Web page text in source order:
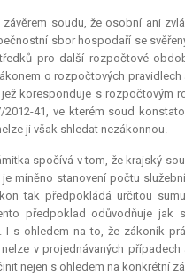
soudu, že osobní ani
sbor hospodaří se
pro další rozpočtové
o rozpočtových
koresponduje s rozpočtovým
2012-41, ve kterém soud
ji však shledat nezákonnou.
spočívá v tom, že krajský
míněno stanovení počtu
tak předpokládá určitou
předpoklad odůvodňuje
I s ohledem na to, že zákoník
v projednávaných
nejen s ohledem na konkrétní